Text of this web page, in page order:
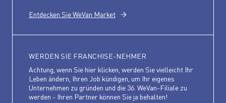
Entdecken Sie WeVan Market
WERDEN SIE FRANCHISE-NEHMER
Achtung, wenn Sie hier klicken, werden Sie vielleicht Ihr
Leben ändern, Ihren Job kündigen, um Ihr eigenes
Unternehmen zu gründen und die 36. WeVan-Filiale zu
werden - Ihren Partner können Sie ja behalten!